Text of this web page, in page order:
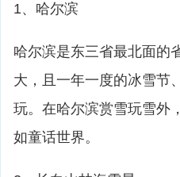
1、哈尔滨
哈尔滨是东三省最北面的
大，且一年一度的冰雪节
玩。在哈尔滨赏雪玩雪外
如童话世界。